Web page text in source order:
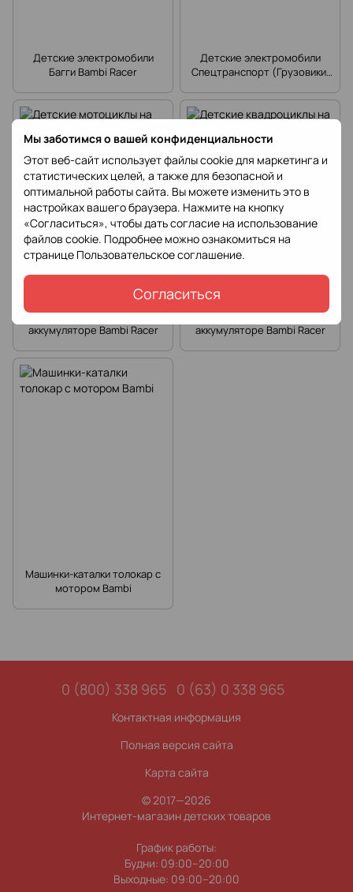
Мы заботимся о вашей конфиденциальности
Этот веб-сайт использует файлы cookie для маркетинга и
статистических целей, а также для безопасной и
оптимальной работы сайта. Вы можете изменить это в
настройках вашего браузера. Нажмите на кнопку
«Согласиться», чтобы дать согласие на использование
файлов cookie. Подробнее можно ознакомиться на
странице Пользовательское соглашение.
Согласиться
Детские электромобили
Багги Bambi Racer
Детские электромобили
Спецтранспорт (Грузовики,
Детские мотоциклы на
аккумуляторе Bambi Racer
Детские квадроциклы на
аккумуляторе Bambi Racer
Машинки-каталки толокар с
мотором Bambi
0 (800) 338 965 0 (63) 0 338 965
Контактная информация
Полная версия сайта
Карта сайта
© 2017—2026
Интернет-магазин детских товаров
График работы:
Будни: 09:00–20:00
Выходные: 09:00–20:00